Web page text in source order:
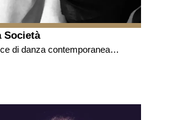
Società
di danza contemporanea
“Pallade e il Centauro” di